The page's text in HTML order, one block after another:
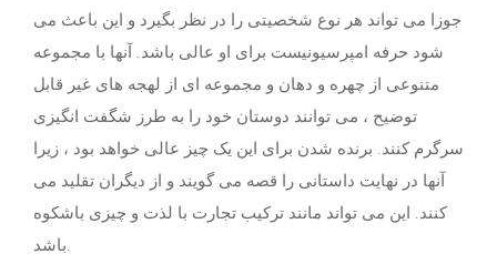
جوزا می تواند هر نوع شخصیتی را در نظر بگیرد و این باعث می
شود حرفه امپرسیونیست برای او عالی باشد. آنها با مجموعه
متنوعی از چهره و دهان و مجموعه ای از لهجه های غیر قابل
توضیح ، می توانند دوستان خود را به طرز شگفت انگیزی
سرگرم کنند. برنده شدن برای این یک چیز عالی خواهد بود ، زیرا
آنها در نهایت داستانی را قصه می گویند و از دیگران تقلید می
کنند. این می تواند مانند ترکیب تجارت با لذت و چیزی باشکوه
باشد.